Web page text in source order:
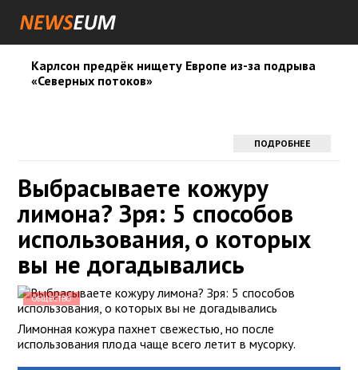
Карлсон предрёк нищету Европе из-за подрыва
«Северных потоков»
ПОДРОБНЕЕ
Выбрасываете кожуру
лимона? Зря: 5 способов
использования, о которых
вы не догадывались
ОБЩЕСТВО
Лимонная кожура пахнет свежестью, но после
использования плода чаще всего летит в мусорку.